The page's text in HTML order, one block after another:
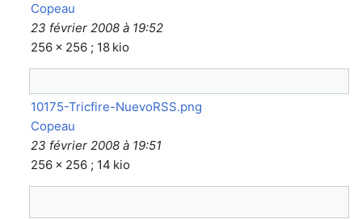
Copeau
23 février 2008 à 19:52
256 × 256 ; 18 kio
10175-Tricfire-NuevoRSS.png
Copeau
23 février 2008 à 19:51
256 × 256 ; 14 kio